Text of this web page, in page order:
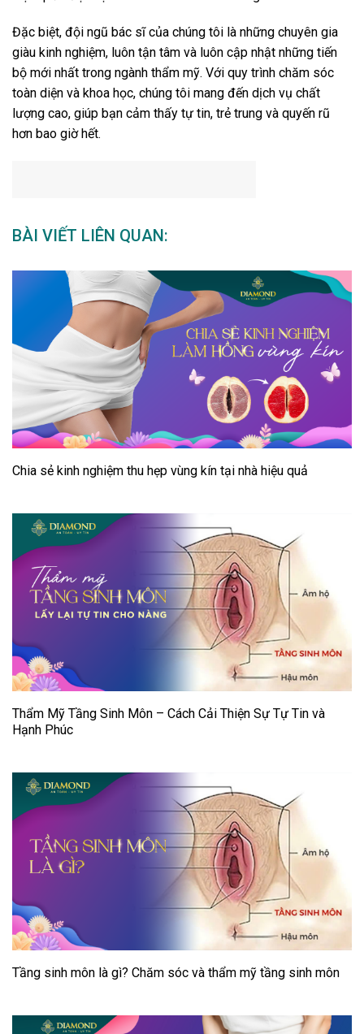
Đặc biệt, đội ngũ bác sĩ của chúng tôi là những chuyên gia
giàu kinh nghiệm, luôn tận tâm và luôn cập nhật những tiến
bộ mới nhất trong ngành thẩm mỹ. Với quy trình chăm sóc
toàn diện và khoa học, chúng tôi mang đến dịch vụ chất
lượng cao, giúp bạn cảm thấy tự tin, trẻ trung và quyến rũ
hơn bao giờ hết.
BÀI VIẾT LIÊN QUAN:
Chia sẻ kinh nghiệm thu hẹp vùng kín tại nhà hiệu quả
Thẩm Mỹ Tầng Sinh Môn – Cách Cải Thiện Sự Tự Tin và
Hạnh Phúc
Tầng sinh môn là gì? Chăm sóc và thẩm mỹ tầng sinh môn